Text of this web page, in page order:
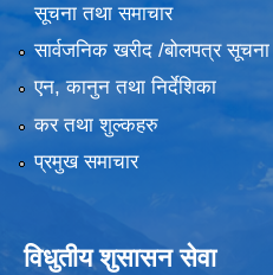
सूचना तथा समाचार
सार्वजनिक खरीद /बोलपत्र सूचना
एन, कानुन तथा निर्देशिका
कर तथा शुल्कहरु
प्रमुख समाचार
विधुतीय शुसासन सेवा